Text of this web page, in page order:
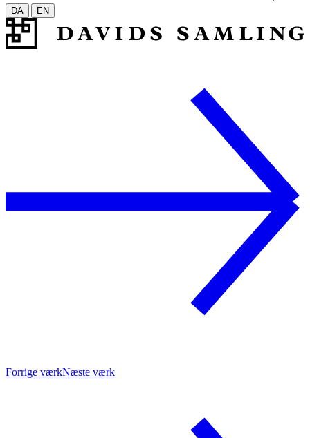
DA | EN
Forrige værkNæste værk